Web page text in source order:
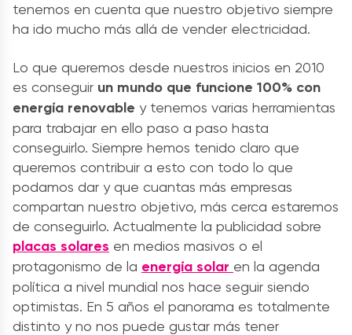
tenemos en cuenta que nuestro objetivo siempre
ha ido mucho más allá de vender electricidad.
Lo que queremos desde nuestros inicios en 2010
es conseguir un mundo que funcione 100% con
energía renovable y tenemos varias herramientas
para trabajar en ello paso a paso hasta
conseguirlo. Siempre hemos tenido claro que
queremos contribuir a esto con todo lo que
podamos dar y que cuantas más empresas
compartan nuestro objetivo, más cerca estaremos
de conseguirlo. Actualmente la publicidad sobre
placas solares en medios masivos o el
protagonismo de la energía solar en la agenda
política a nivel mundial nos hace seguir siendo
optimistas. En 5 años el panorama es totalmente
distinto y no nos puede gustar más tener